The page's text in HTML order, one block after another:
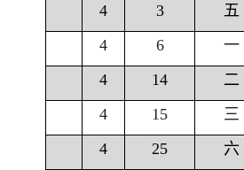
4
3 五
4
6 一
4
14 二
4
15 三
4
25 六